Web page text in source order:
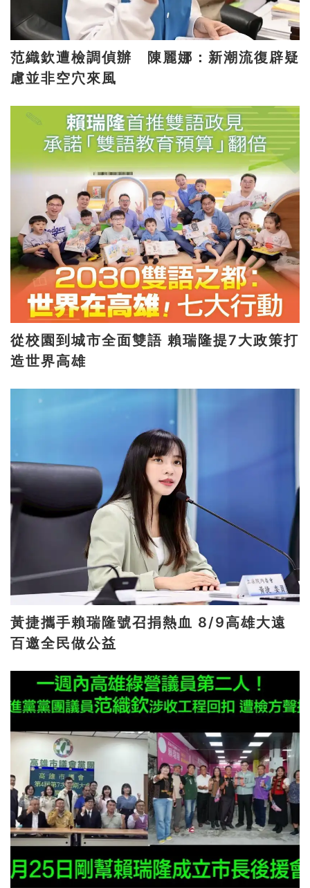
范織欽遭檢調偵辦 陳麗娜：新潮流復辟疑
慮並非空穴來風
從校園到城市全面雙語 賴瑞隆提7大政策打
造世界高雄
黃捷攜手賴瑞隆號召捐熱血 8/9高雄大遠
百邀全民做公益